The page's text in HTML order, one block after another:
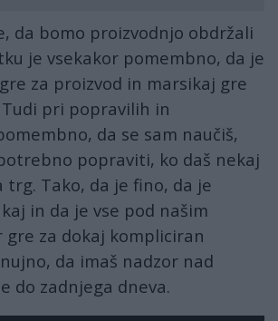
da bomo proizvodnjo obdržali
je vsekakor pomembno, da je
za proizvod in marsikaj gre
pri popravilih in
da se sam naučiš,
popraviti, ko daš nekaj
trg. Tako, da je fino, da je
in da je vse pod našim
gre za dokaj kompliciran
da imaš nadzor nad
do zadnjega dneva.